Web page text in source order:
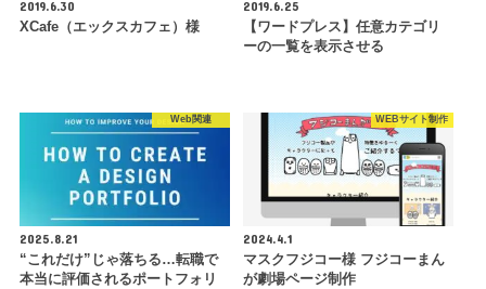
2019.6.30
XCafe（エックスカフェ）様
2019.6.25
【ワードプレス】任意カテゴリ
ーの一覧を表示させる
Web関連
2025.8.21
“これだけ”じゃ落ちる…転職で
本当に評価されるポートフォリ
WEBサイト制作
2024.4.1
マスクフジコー様 フジコーまん
が劇場ページ制作